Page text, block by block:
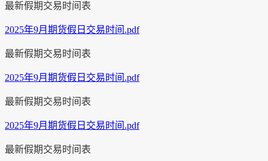
最新假期交易时间表
2025年9月期货假日交易时间.pdf
最新假期交易时间表
2025年9月期货假日交易时间.pdf
最新假期交易时间表
2025年9月期货假日交易时间.pdf
最新假期交易时间表